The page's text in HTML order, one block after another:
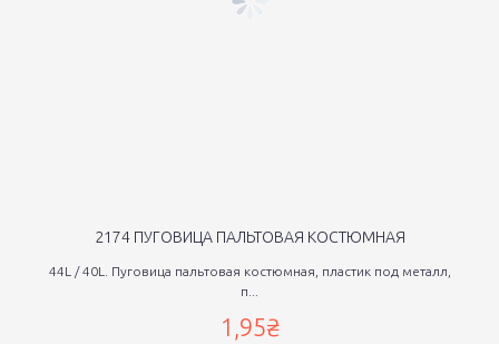
2174 ПУГОВИЦА ПАЛЬТОВАЯ КОСТЮМНАЯ
44L / 40L. Пуговица пальтовая костюмная, пластик под металл,
п...
1,95₴